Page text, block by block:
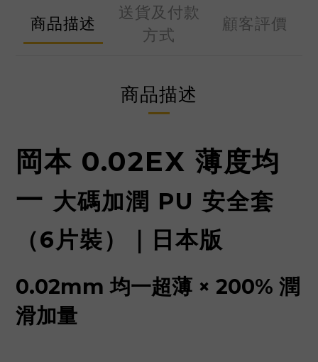
商品描述
送貨及付款
方式
顧客評價
商品描述
岡本 0.02EX 薄度均
一 大碼加潤 PU 安全套
（6片裝）｜日本版
0.02mm 均一超薄 × 200% 潤
滑加量